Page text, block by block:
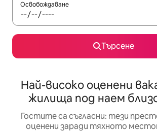
Освобождаване
Търсене
Най-високо оценени
жилища под наем
Гостите са съгласни: тези
оценени заради тяхното